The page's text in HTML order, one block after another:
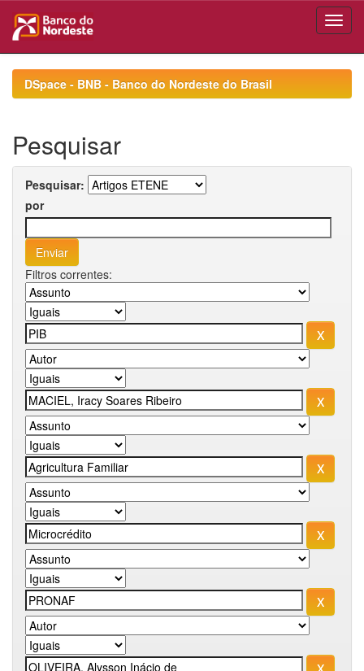
navigationDSpace - BNB - Banco do Nordeste do Brasil
Pesquisar
Pesquisar:
por
Filtros correntes: